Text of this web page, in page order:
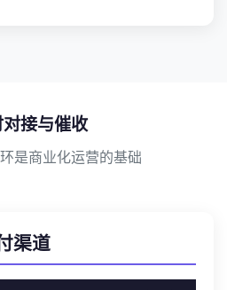
对接与催收
是商业化运营的基础
渠道